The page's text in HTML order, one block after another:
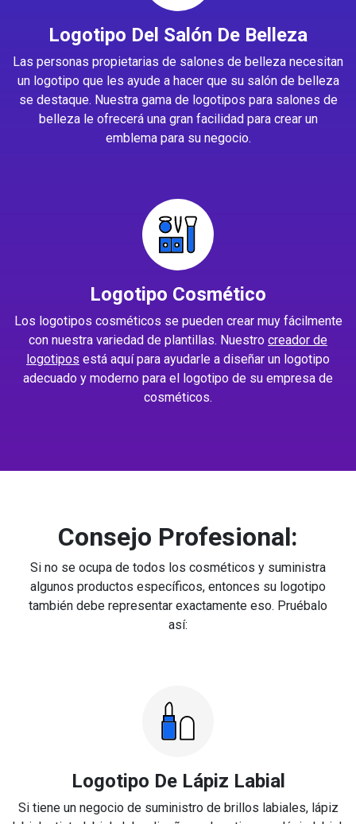
Logotipo Del Salón De Belleza
Las personas propietarias de salones de belleza necesitan
un logotipo que les ayude a hacer que su salón de belleza
se destaque. Nuestra gama de logotipos para salones de
belleza le ofrecerá una gran facilidad para crear un
emblema para su negocio.
Logotipo Cosmético
Los logotipos cosméticos se pueden crear muy fácilmente
con nuestra variedad de plantillas. Nuestro creador de
logotipos está aquí para ayudarle a diseñar un logotipo
adecuado y moderno para el logotipo de su empresa de
cosméticos.
Consejo Profesional:
Si no se ocupa de todos los cosméticos y suministra
algunos productos específicos, entonces su logotipo
también debe representar exactamente eso. Pruébalo
así:
Logotipo De Lápiz Labial
Si tiene un negocio de suministro de brillos labiales, lápiz